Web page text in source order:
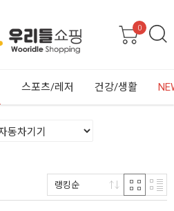
0
스포츠/레저 건강/생활
랭킹순